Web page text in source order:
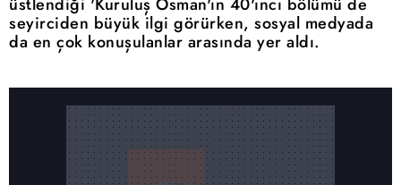
seyirciden büyük ilgi görürken, sosyal medyada
da en çok konuşulanlar arasında yer aldı.